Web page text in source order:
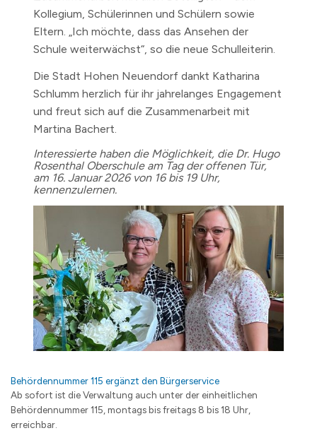
Kollegium, Schülerinnen und Schülern sowie
Eltern. „Ich möchte, dass das Ansehen der
Schule weiterwächst“, so die neue Schulleiterin.
Die Stadt Hohen Neuendorf dankt Katharina
Schlumm herzlich für ihr jahrelanges Engagement
und freut sich auf die Zusammenarbeit mit
Martina Bachert.
Interessierte haben die Möglichkeit, die Dr. Hugo
Rosenthal Oberschule am Tag der offenen Tür,
am 16. Januar 2026 von 16 bis 19 Uhr,
kennenzulernen.
Behördennummer 115 ergänzt den Bürgerservice
Ab sofort ist die Verwaltung auch unter der einheitlichen
Behördennummer 115, montags bis freitags 8 bis 18 Uhr,
erreichbar.